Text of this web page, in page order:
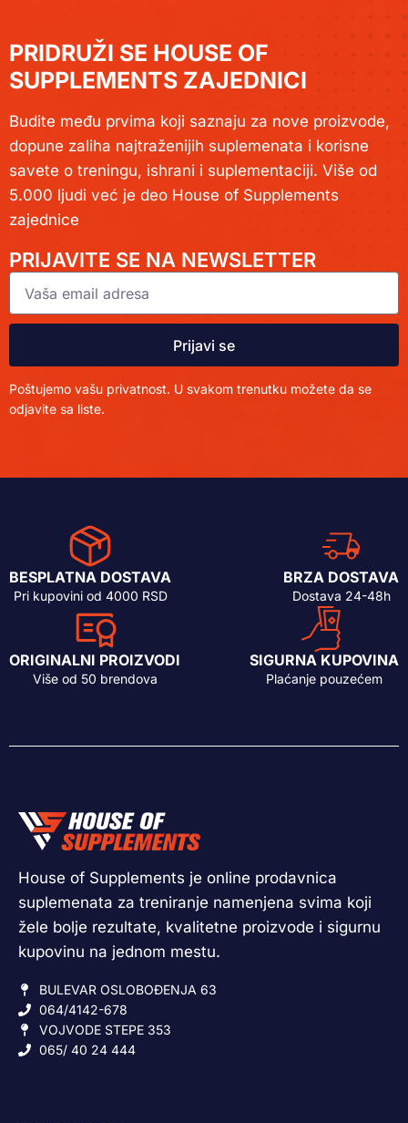
PRIDRUŽI SE HOUSE OF
SUPPLEMENTS ZAJEDNICI
Budite među prvima koji saznaju za nove proizvode,
dopune zaliha najtraženijih suplemenata i korisne
savete o treningu, ishrani i suplementaciji. Više od
5.000 ljudi već je deo House of Supplements
zajednice
PRIJAVITE SE NA NEWSLETTER
Prijavi se
Poštujemo vašu privatnost. U svakom trenutku možete da se
odjavite sa liste.
BESPLATNA DOSTAVA
Pri kupovini od 4000 RSD
BRZA DOSTAVA
Dostava 24-48h
ORIGINALNI PROIZVODI
Više od 50 brendova
SIGURNA KUPOVINA
Plaćanje pouzećem
House of Supplements je online prodavnica
suplemenata za treniranje namenjena svima koji
žele bolje rezultate, kvalitetne proizvode i sigurnu
kupovinu na jednom mestu.
BULEVAR OSLOBOĐENJA 63
064/4142-678
VOJVODE STEPE 353
065/ 40 24 444